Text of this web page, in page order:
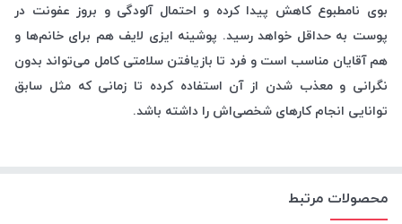
بوی نامطبوع کاهش پیدا کرده و احتمال آلودگی و بروز عفونت در
پوست به حداقل خواهد رسید. پوشینه ایزی لایف هم برای خانم‌‌ها و
هم آقایان مناسب است و فرد تا بازیافتن سلامتی کامل می‌تواند بدون
نگرانی و معذب شدن از آن استفاده کرده تا زمانی که مثل سابق
توانایی انجام کار‌های شخصی‌اش را داشته باشد.
محصولات مرتبط